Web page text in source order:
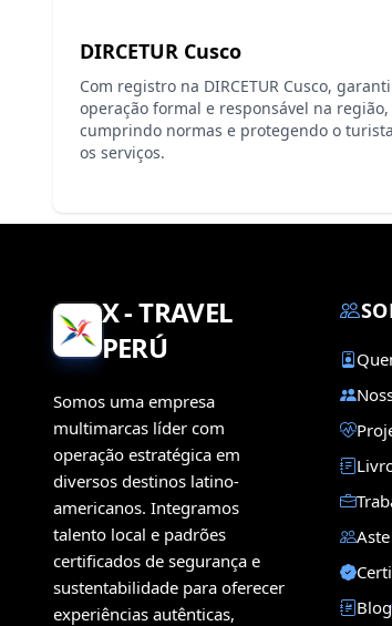
DIRCETUR Cusco
Com registro na DIRCETUR Cusco,
operação formal e responsável na região,
cumprindo normas e protegendo o
os serviços.
X - TRAVEL
PERÚ
Somos uma empresa
multimarcas líder com
operação estratégica em
diversos destinos latino-
americanos. Integramos
talento local e padrões
certificados de segurança e
sustentabilidade para oferecer
experiências autênticas,
Blog